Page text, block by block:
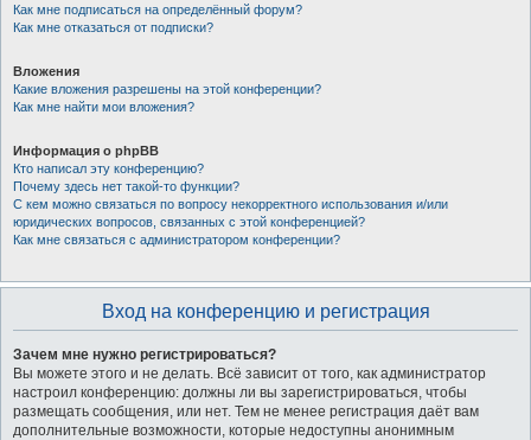
Как мне подписаться на определённый форум?
Как мне отказаться от подписки?
Вложения
Какие вложения разрешены на этой конференции?
Как мне найти мои вложения?
Информация о phpBB
Кто написал эту конференцию?
Почему здесь нет такой-то функции?
С кем можно связаться по вопросу некорректного использования и/или
юридических вопросов, связанных с этой конференцией?
Как мне связаться с администратором конференции?
Вход на конференцию и регистрация
Зачем мне нужно регистрироваться?
Вы можете этого и не делать. Всё зависит от того, как администратор
настроил конференцию: должны ли вы зарегистрироваться, чтобы
размещать сообщения, или нет. Тем не менее регистрация даёт вам
дополнительные возможности, которые недоступны анонимным